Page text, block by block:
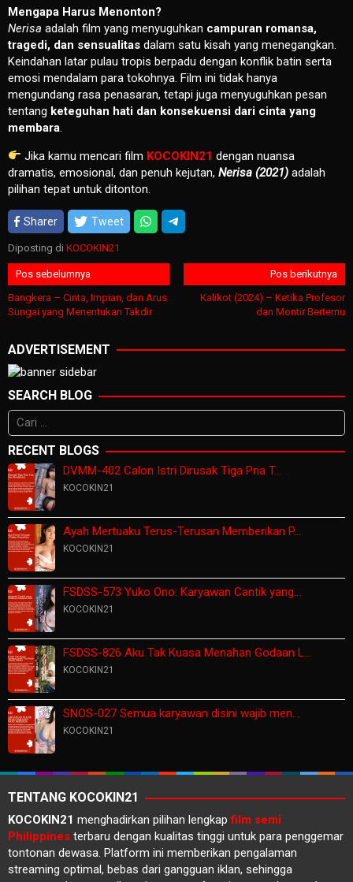
Mengapa Harus Menonton?
Nerisa adalah film yang menyuguhkan campuran romansa,
tragedi, dan sensualitas dalam satu kisah yang menegangkan.
Keindahan latar pulau tropis berpadu dengan konflik batin serta
emosi mendalam para tokohnya. Film ini tidak hanya
mengundang rasa penasaran, tetapi juga menyuguhkan pesan
tentang keteguhan hati dan konsekuensi dari cinta yang
membara.
Jika kamu mencari film KOCOKIN21 dengan nuansa
dramatis, emosional, dan penuh kejutan, Nerisa (2021) adalah
pilihan tepat untuk ditonton.
Sharer Tweet
Diposting di KOCOKIN21
Navigasi
pos
Pos sebelumnya
Bangkera – Cinta, Impian, dan Arus
Sungai yang Menentukan Takdir
Pos berikutnya
Kalikot (2024) – Ketika Profesor
dan Montir Bertemu
ADVERTISEMENT
SEARCH BLOG
Cari
untuk:
RECENT BLOGS
DVMM-402 Calon Istri Dirusak Tiga Pria T…
KOCOKIN21
Ayah Mertuaku Terus-Terusan Memberikan P…
KOCOKIN21
FSDSS-573 Yuko Ono: Karyawan Cantik yang…
KOCOKIN21
FSDSS-826 Aku Tak Kuasa Menahan Godaan L…
KOCOKIN21
SNOS-027 Semua karyawan disini wajib men…
KOCOKIN21
TENTANG KOCOKIN21
KOCOKIN21 menghadirkan pilihan lengkapfilm semi
Philippines terbaru dengan kualitas tinggi untuk para penggemar
tontonan dewasa. Platform ini memberikan pengalaman
streaming optimal, bebas dari gangguan iklan, sehingga